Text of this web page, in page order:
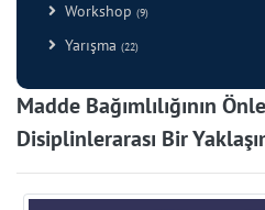
Workshop (9)
Yarışma (22)
Madde Bağımlılığının
Disiplinlerarası Bir